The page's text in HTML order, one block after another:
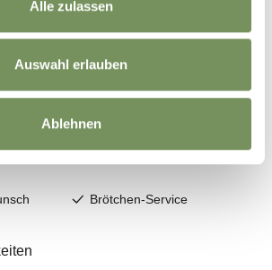
Alle zulassen
Auswahl erlauben
Ablehnen